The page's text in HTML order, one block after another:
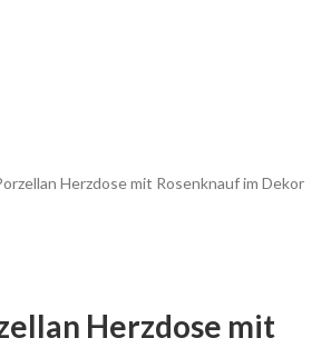
Herzdose mit Rosenknauf im Dekor
Herzdose mit